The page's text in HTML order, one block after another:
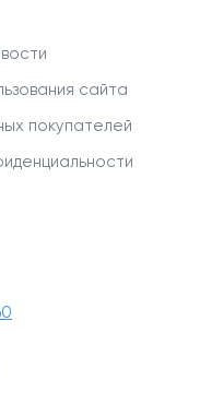
сайта
покупателей